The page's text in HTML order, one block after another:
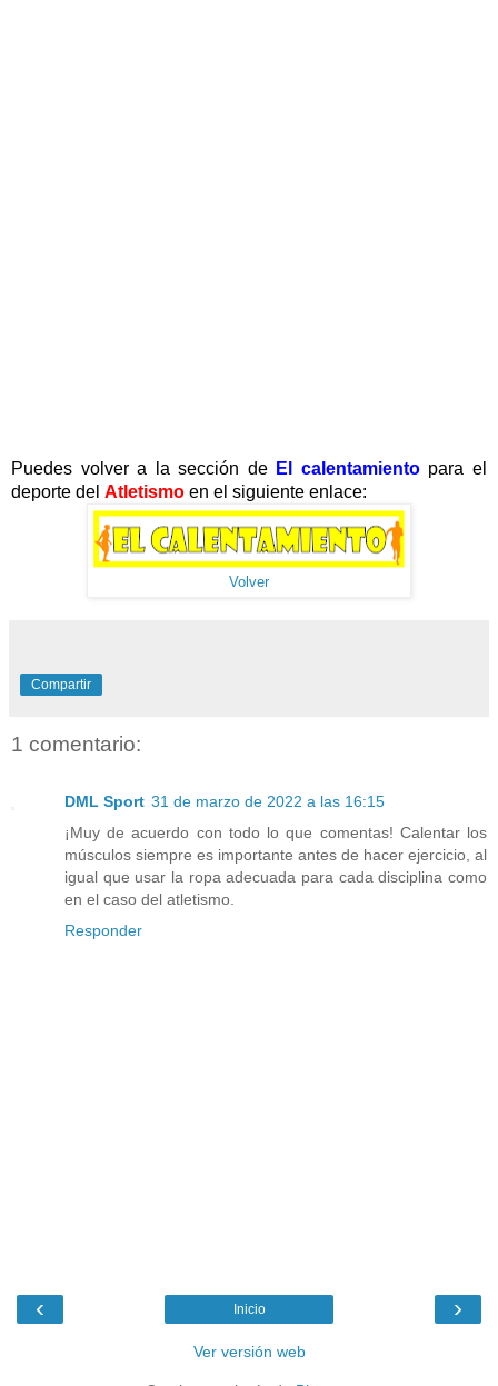
Puedes volver a la sección de El calentamiento para el
deporte del Atletismo en el siguiente enlace:
Volver
Compartir
1 comentario:
DML Sport 31 de marzo de 2022 a las 16:15
¡Muy de acuerdo con todo lo que comentas! Calentar los
músculos siempre es importante antes de hacer ejercicio, al
igual que usar la ropa adecuada para cada disciplina como
en el caso del atletismo.
Responder
‹ ›
Inicio
Ver versión web